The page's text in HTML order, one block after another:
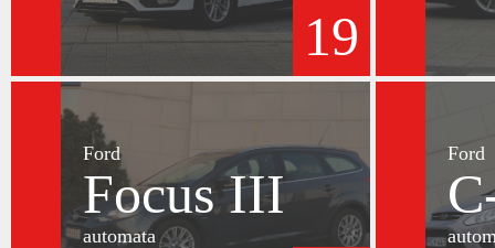
19
Ford
Focus III
automata
Ford